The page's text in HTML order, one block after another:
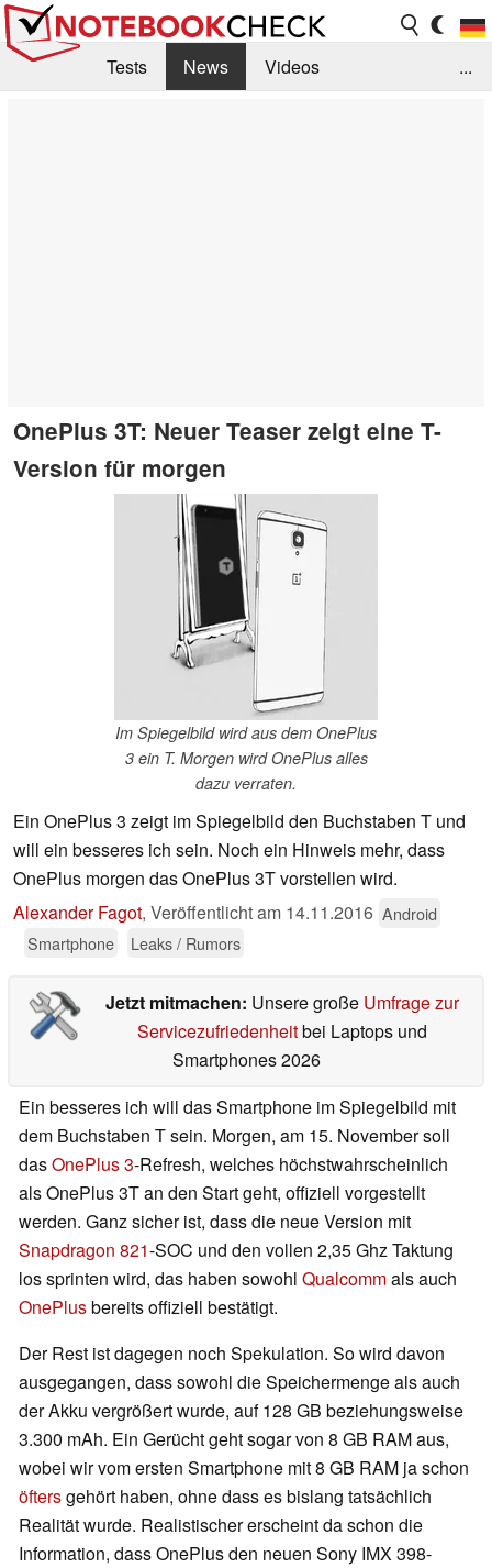
Tests News
Videos
...
OnePlus 3T: Neuer Teaser zeigt eine T-
Version für morgen
Im Spiegelbild wird aus dem OnePlus
3 ein T. Morgen wird OnePlus alles
dazu verraten.
Ein OnePlus 3 zeigt im Spiegelbild den Buchstaben T und
will ein besseres ich sein. Noch ein Hinweis mehr, dass
OnePlus morgen das OnePlus 3T vorstellen wird.
Alexander Fagot, Veröffentlicht am 14.11.2016 Android
Smartphone
Leaks / Rumors
Jetzt mitmachen: Unsere große Umfrage zur
Servicezufriedenheitbei Laptops und
Smartphones 2026
Ein besseres ich will das Smartphone im Spiegelbild mit
dem Buchstaben T sein. Morgen, am 15. November soll
dasOnePlus 3-Refresh, welches höchstwahrscheinlich
als OnePlus 3T an den Start geht, offiziell vorgestellt
werden. Ganz sicher ist, dass die neue Version mit
Snapdragon 821-SOC und den vollen 2,35 Ghz Taktung
los sprinten wird, das haben sowohl Qualcommals auch
OnePlusbereits offiziell bestätigt.
Der Rest ist dagegen noch Spekulation. So wird davon
ausgegangen, dass sowohl die Speichermenge als auch
der Akku vergrößert wurde, auf 128 GB beziehungsweise
3.300 mAh. Ein Gerücht geht sogar von 8 GB RAM aus,
wobei wir vom ersten Smartphone mit 8 GB RAM ja schon
öftersgehört haben, ohne dass es bislang tatsächlich
Realität wurde. Realistischer erscheint da schon die
Information, dass OnePlus den neuen Sony IMX 398-